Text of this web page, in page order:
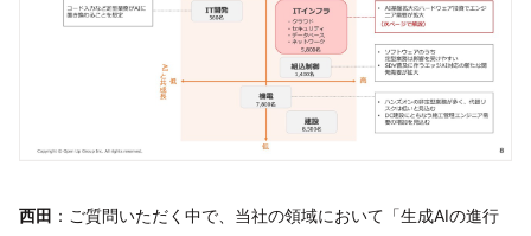
西田 ：ご質問いただく中で、当社の領域において「生成AIの進行